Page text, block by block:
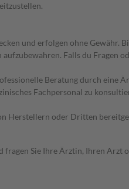
und erfolgen ohne
Falls du Fragen
Beratung durch
Fachpersonal zu
Herstellern oder Dritten
fragen Sie Ihre Ärztin, Ihren Arzt